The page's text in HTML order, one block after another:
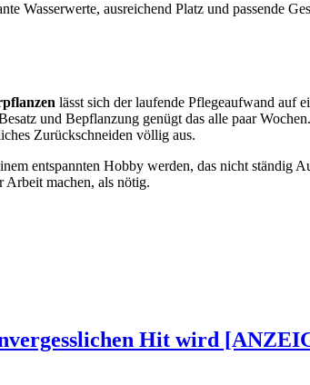
Wasserwerte, ausreichend Platz und passende
lässt sich der laufende Pflegeaufwand auf
und Bepflanzung genügt das alle paar
Zurückschneiden völlig aus.
entspannten Hobby werden, das nicht ständig
Arbeit machen, als nötig.
Hit wird